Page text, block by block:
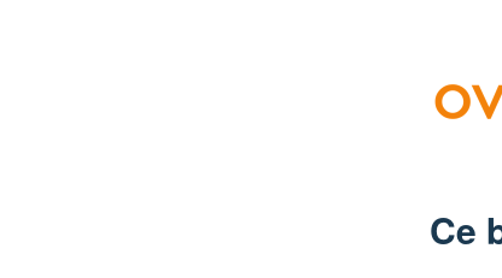
Ce